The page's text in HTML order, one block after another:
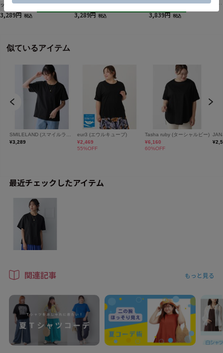
ッシュテーパードパンツ（吸汗
速乾・イージーケア・ＵＶカッ
ト）（セットアップ可能） 大き
3,289円 税込
ッシュワイド切替パンツ（吸汗
速乾・イージーケア・ＵＶカッ
ト）（セットアップ可能） 大き
3,289円 税込
と快適かるスルーメッシュVネッ
クノーカラージャケット（吸汗
速乾・UVカット・イージーケ
3,839円 税込
最近チェックしたアイテム
関連記事 もっと見る